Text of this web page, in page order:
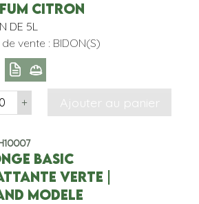
CITRON
DE 5L
vente : BIDON(S)
+ Ajouter au panier
BASIC
VERTE |
MODELE